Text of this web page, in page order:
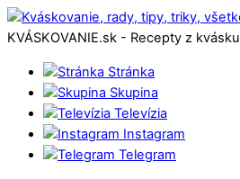
KVÁSKOVANIE.sk - Recepty z kvásku
Stránka
Skupina
Televízia
Instagram
Telegram